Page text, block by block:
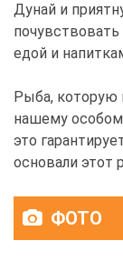
Дунай и
едой и
Рыба, которую
нашему
это
основали этот
ФОТО